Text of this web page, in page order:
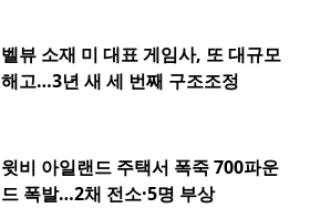
벨뷰 소재 미 대표 게임사, 또 대규모
해고…3년 새 세 번째 구조조정
윗비 아일랜드 주택서 폭죽 700파운
드 폭발…2채 전소·5명 부상